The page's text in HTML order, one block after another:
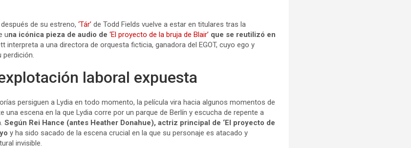
después de su estreno,‘Tár’ de Todd Fields vuelve a estar en titulares tras la
una icónica pieza de audio de ‘El proyecto de la bruja de Blair’ que se reutilizó en
interpreta a una directora de orquesta ficticia, ganadora del EGOT, cuyo ego y
perdición.
laboral expuesta
persiguen a Lydia en todo momento, la película vira hacia algunos momentos de
una escena en la que Lydia corre por un parque de Berlín y escucha de repente a
Según Rei Hance (antes Heather Donahue), actriz principal de ‘El proyecto de
y ha sido sacado de la escena crucial en la que su personaje es atacado y
invisible.